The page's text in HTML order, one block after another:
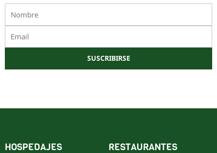
SUSCRIBIRSE
HOSPEDAJES RESTAURANTES